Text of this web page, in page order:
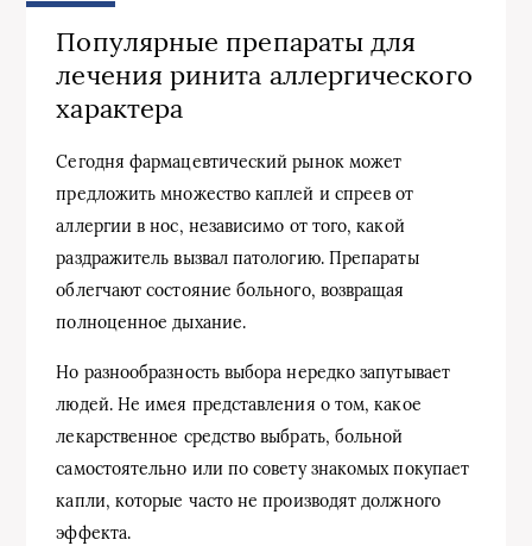
Популярные препараты для
лечения ринита аллергического
характера
Сегодня фармацевтический рынок может
предложить множество каплей и спреев от
аллергии в нос, независимо от того, какой
раздражитель вызвал патологию. Препараты
облегчают состояние больного, возвращая
полноценное дыхание.
Но разнообразность выбора нередко запутывает
людей. Не имея представления о том, какое
лекарственное средство выбрать, больной
самостоятельно или по совету знакомых покупает
капли, которые часто не производят должного
эффекта.